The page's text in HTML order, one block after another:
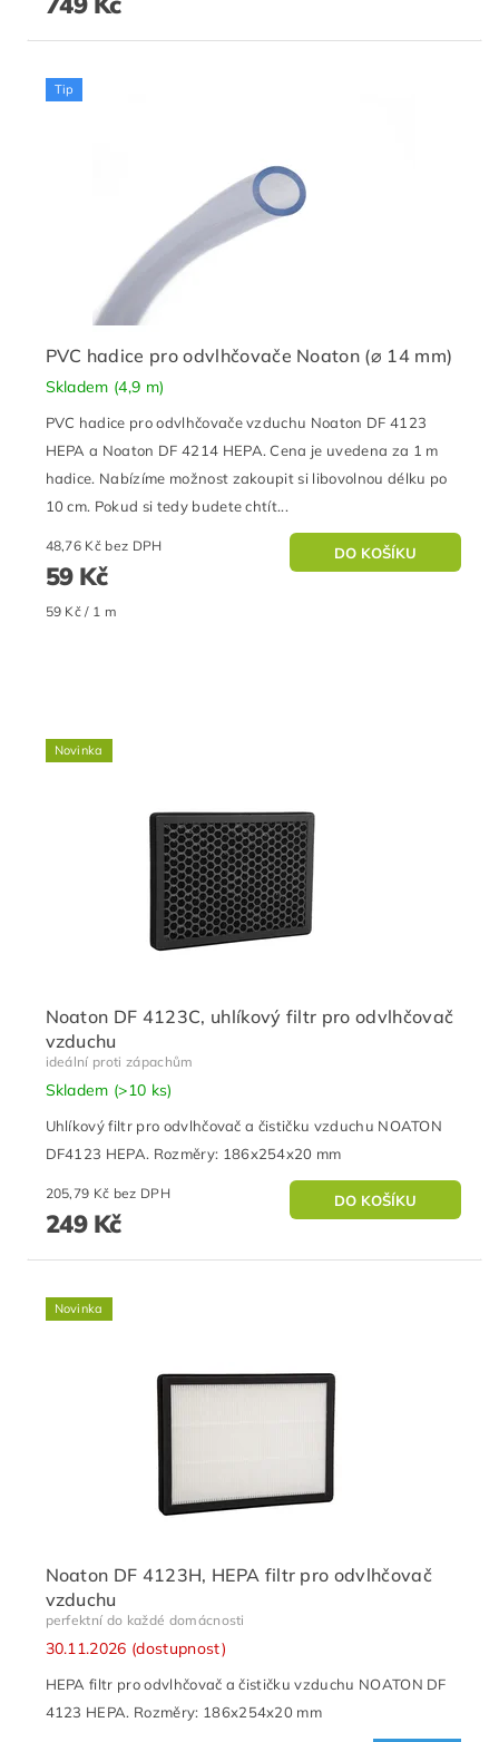
Tip
PVC hadice pro odvlhčovače Noaton (⌀ 14 mm)
Skladem (4,9 m)
PVC hadice pro odvlhčovače vzduchu Noaton DF 4123
HEPA a Noaton DF 4214 HEPA. Cena je uvedena za 1 m
hadice. Nabízíme možnost zakoupit si libovolnou délku po
10 cm. Pokud si tedy budete chtít...
48,76 Kč bez DPH
59 Kč
59 Kč / 1 m
Novinka
Noaton DF 4123C, uhlíkový filtr pro odvlhčovač
vzduchu
ideální proti zápachům
Skladem (>10 ks)
Uhlíkový filtr pro odvlhčovač a čističku vzduchu NOATON
DF4123 HEPA. Rozměry: 186x254x20 mm
205,79 Kč bez DPH
249 Kč
Novinka
Noaton DF 4123H, HEPA filtr pro odvlhčovač
vzduchu
perfektní do každé domácnosti
30.11.2026 (dostupnost)
HEPA filtr pro odvlhčovač a čističku vzduchu NOATON DF
4123 HEPA. Rozměry: 186x254x20 mm